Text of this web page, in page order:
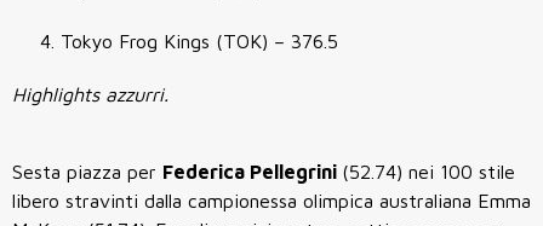
Tokyo Frog Kings (TOK) – 376.5
Highlights azzurri.
Sesta piazza per Federica Pellegrini (52.74) nei 100 stile
libero stravinti dalla campionessa olimpica australiana Emma